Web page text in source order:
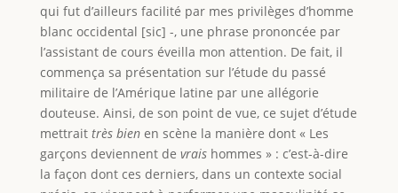
qui fut d’ailleurs facilité par mes privilèges d’homme
blanc occidental [sic] -, une phrase prononcée par
l’assistant de cours éveilla mon attention. De fait, il
commença sa présentation sur l’étude du passé
militaire de l’Amérique latine par une allégorie
douteuse. Ainsi, de son point de vue, ce sujet d’étude
mettrait très bienen scène la manière dont « Les
garçons deviennent de vraishommes » : c’est-à-dire
la façon dont ces derniers, dans un contexte social